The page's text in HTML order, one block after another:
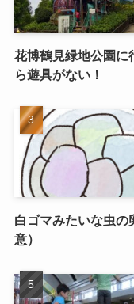
花博鶴見緑地公園に
ら遊具がない！
白ゴマみたいな虫の
意）